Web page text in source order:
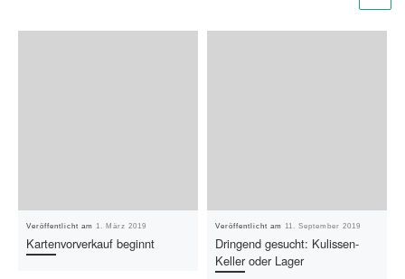
Veröffentlicht am1. März 2019
Kartenvorverkauf beginnt
Veröffentlicht am11. September 2019
Dringend gesucht: Kulissen-
Keller oder Lager